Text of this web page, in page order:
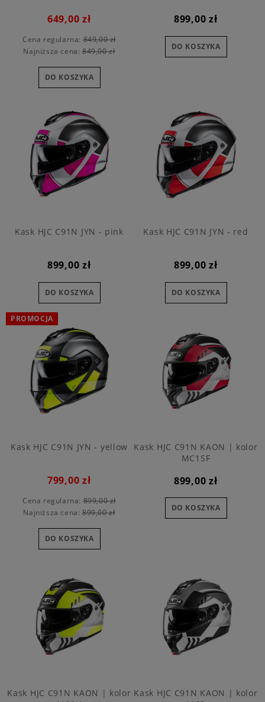
649,00 zł
Cena regularna:849,00 zł
Najniższa cena:849,00 zł
DO KOSZYKA
899,00 zł
DO KOSZYKA
Kask HJC C91N JYN - pink
899,00 zł
DO KOSZYKA
Kask HJC C91N JYN - red
899,00 zł
DO KOSZYKA
Kask HJC C91N JYN - yellow
799,00 zł
Cena regularna:899,00 zł
Najniższa cena:899,00 zł
DO KOSZYKA
PROMOCJA
Kask HJC C91N KAON | kolor
MC1SF
899,00 zł
DO KOSZYKA
Kask HJC C91N KAON | kolor Kask HJC C91N KAON | kolor